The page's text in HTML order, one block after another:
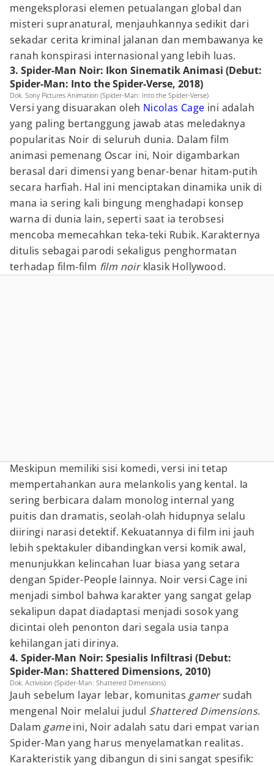
mengeksplorasi elemen petualangan global dan
misteri supranatural, menjauhkannya sedikit dari
sekadar cerita kriminal jalanan dan membawanya ke
ranah konspirasi internasional yang lebih luas.
3. Spider-Man Noir: Ikon Sinematik Animasi (Debut:
Spider-Man: Into the Spider-Verse, 2018)
Dok. Sony Pictures Animation (Spider-Man: Into the Spider-Verse)
Versi yang disuarakan oleh Nicolas Cage ini adalah
yang paling bertanggung jawab atas meledaknya
popularitas Noir di seluruh dunia. Dalam film
animasi pemenang Oscar ini, Noir digambarkan
berasal dari dimensi yang benar-benar hitam-putih
secara harfiah. Hal ini menciptakan dinamika unik di
mana ia sering kali bingung menghadapi konsep
warna di dunia lain, seperti saat ia terobsesi
mencoba memecahkan teka-teki Rubik. Karakternya
ditulis sebagai parodi sekaligus penghormatan
terhadap film-film film noirklasik Hollywood.
Meskipun memiliki sisi komedi, versi ini tetap
mempertahankan aura melankolis yang kental. Ia
sering berbicara dalam monolog internal yang
puitis dan dramatis, seolah-olah hidupnya selalu
diiringi narasi detektif. Kekuatannya di film ini jauh
lebih spektakuler dibandingkan versi komik awal,
menunjukkan kelincahan luar biasa yang setara
dengan Spider-People lainnya. Noir versi Cage ini
menjadi simbol bahwa karakter yang sangat gelap
sekalipun dapat diadaptasi menjadi sosok yang
dicintai oleh penonton dari segala usia tanpa
kehilangan jati dirinya.
4. Spider-Man Noir: Spesialis Infiltrasi (Debut:
Spider-Man: Shattered Dimensions, 2010)
Dok. Activision (Spider-Man: Shattered Dimensions)
Jauh sebelum layar lebar, komunitas gamersudah
mengenal Noir melalui judul Shattered Dimensions.
Dalam gameini, Noir adalah satu dari empat varian
Spider-Man yang harus menyelamatkan realitas.
Karakteristik yang dibangun di sini sangat spesifik: